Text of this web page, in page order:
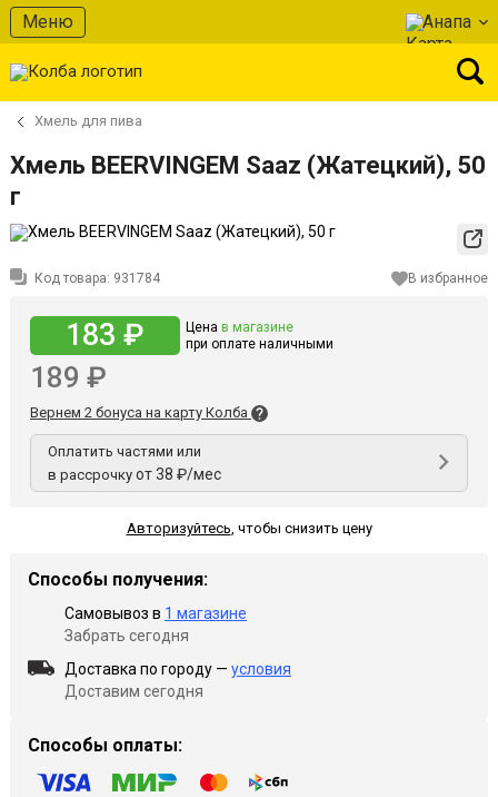
Меню Анапа
Хмель для пива
Хмель BEERVINGEM Saaz (Жатецкий), 50
г
Код товара: 931784 В избранное
183 ₽ Цена в магазине
при оплате наличными
189 ₽
Вернем 2 бонуса на карту Колба
Оплатить частями или
в рассрочку от 38 ₽/мес
Авторизуйтесь, чтобы снизить цену
Способы получения:
Самовывоз в 1 магазине
Забрать сегодня
Доставка по городу — условия
Доставим сегодня
Способы оплаты: